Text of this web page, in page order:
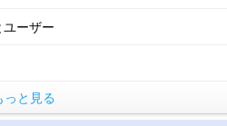
ユーザー
っと見る